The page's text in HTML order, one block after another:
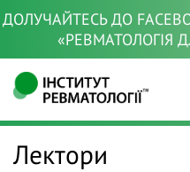
ДОЛУЧАЙТЕСЬ ДО
«РЕВМАТОЛОГІЯ
Лектори